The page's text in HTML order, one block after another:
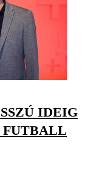
IDEIG
FUTBALL